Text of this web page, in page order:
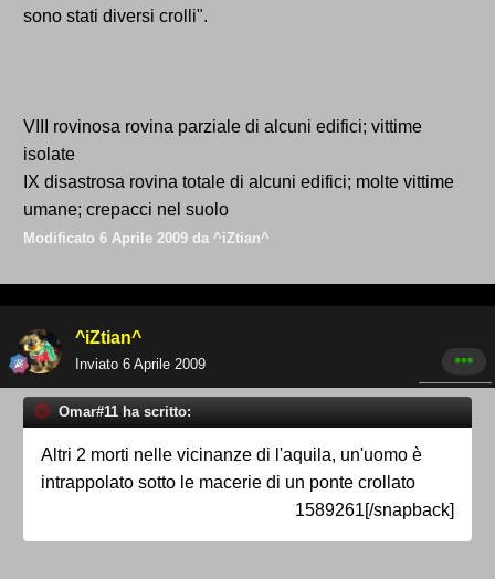
sono stati diversi crolli".
VIII rovinosa rovina parziale di alcuni edifici; vittime
isolate
IX disastrosa rovina totale di alcuni edifici; molte vittime
umane; crepacci nel suolo
Modificato 6 Aprile 2009 da ^iZtian^
^iZtian^
Inviato 6 Aprile 2009
Omar#11 ha scritto:
Altri 2 morti nelle vicinanze di l'aquila, un'uomo è
intrappolato sotto le macerie di un ponte crollato
1589261[/snapback]